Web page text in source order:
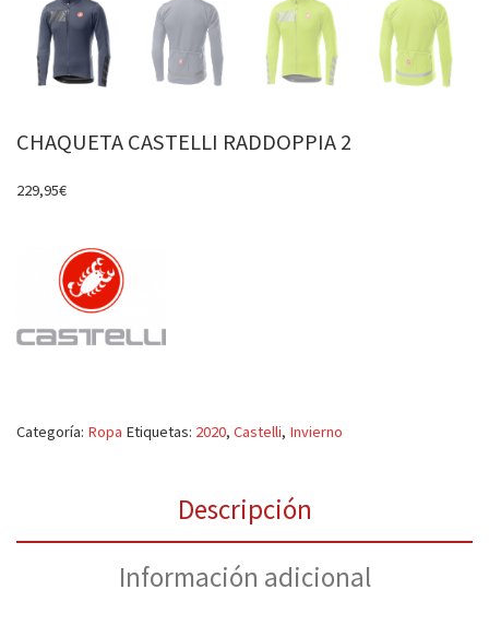
CHAQUETA CASTELLI RADDOPPIA 2
229,95€
Categoría: Ropa Etiquetas: 2020, Castelli, Invierno
Descripción
Información adicional